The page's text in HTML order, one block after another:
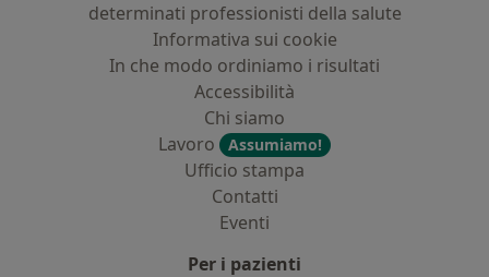
determinati professionisti della salute
Informativa sui cookie
In che modo ordiniamo i risultati
Accessibilità
Chi siamo
Lavoro
Assumiamo!
Ufficio stampa
Contatti
Eventi
Per i pazienti